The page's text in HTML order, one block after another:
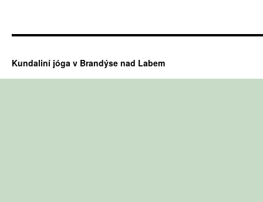
Kundaliní jóga v Brandýse nad Labem